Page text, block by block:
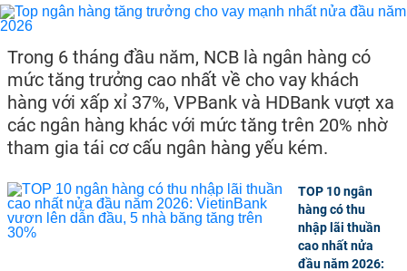
Trong 6 tháng đầu năm, NCB là ngân hàng có
mức tăng trưởng cao nhất về cho vay khách
hàng với xấp xỉ 37%, VPBank và HDBank vượt xa
các ngân hàng khác với mức tăng trên 20% nhờ
tham gia tái cơ cấu ngân hàng yếu kém.
TOP 10 ngân
hàng có thu
nhập lãi thuần
cao nhất nửa
đầu năm 2026: